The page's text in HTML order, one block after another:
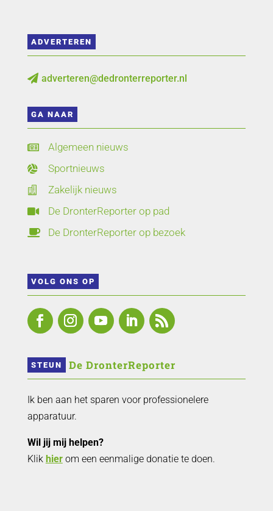
ADVERTEREN
 adverteren@dedronterreporter.nl
GA NAAR
 Algemeen nieuws
 Sportnieuws
 Zakelijk nieuws
 De DronterReporter op pad
 De DronterReporter op bezoek
VOLG ONS OP
STEUN De DronterReporter
Ik ben aan het sparen voor professionelere
apparatuur.
Wil jij mij helpen?
Klik hierom een eenmalige donatie te doen.